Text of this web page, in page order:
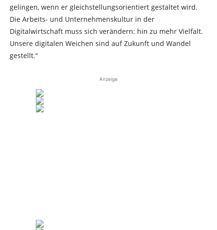
gelingen, wenn er gleichstellungsorientiert gestaltet wird.
Die Arbeits- und Unternehmenskultur in der
Digitalwirtschaft muss sich verändern: hin zu mehr Vielfalt.
Unsere digitalen Weichen sind auf Zukunft und Wandel
gestellt.“
Anzeige